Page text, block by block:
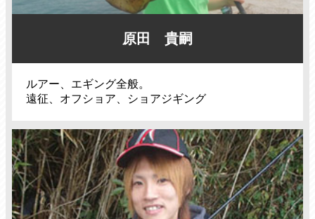
原田 貴嗣
ルアー、エギング全般。
遠征、オフショア、ショアジギング